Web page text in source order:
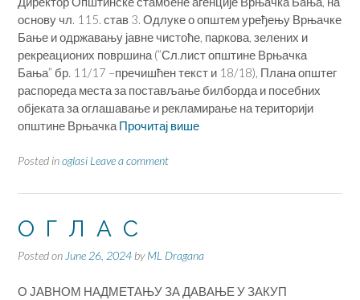
основу чл. 115. став 3. Одлуке о општем уређењу Врњачке
Бање и одржавању јавне чистоће, паркова, зелених и
рекреационих површина (”Сл.лист општине Врњачка
Бања” бр. 11/17 –пречишћен текст и 18/18), Плана општег
распореда места за постављање билборда и посебних
објеката за оглашавање и рекламирање на територији
општине Врњачка Прочитај више
Posted inoglasi Leave a comment
О Г Л А С
Posted on June 26, 2024 byML Dragana
О ЈАВНОМ НАДМЕТАЊУ ЗА ДАВАЊЕ У ЗАКУП